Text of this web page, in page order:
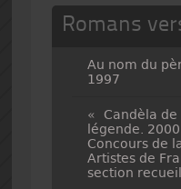
Romans
Au nom du
1997
« Candèla
légende.
Concours de
Artistes de
section